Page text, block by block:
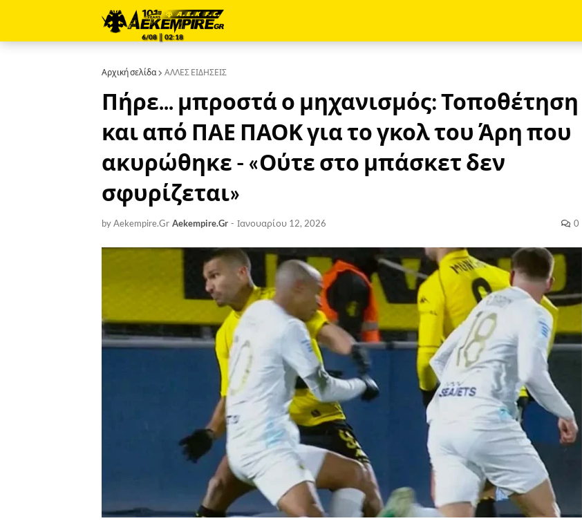
6/08 ║ 02:18
Αρχική σελίδα ΑΛΛΕΣ ΕΙΔΗΣΕΙΣ
Πήρε... μπροστά ο μηχανισμός: Τοποθέτηση
και από ΠΑΕ ΠΑΟΚ για το γκολ του Άρη που
ακυρώθηκε - «Ούτε στο μπάσκετ δεν
σφυρίζεται»
by Aekempire.Gr Aekempire.Gr - Ιανουαρίου 12, 2026 0